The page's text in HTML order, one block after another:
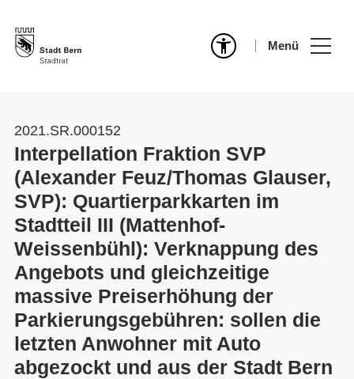
Menü
2021.SR.000152
Interpellation Fraktion SVP
(Alexander Feuz/Thomas Glauser,
SVP): Quartierparkkarten im
Stadtteil III (Mattenhof-
Weissenbühl): Verknappung des
Angebots und gleichzeitige
massive Preiserhöhung der
Parkierungsgebühren: sollen die
letzten Anwohner mit Auto
abgezockt und aus der Stadt Bern